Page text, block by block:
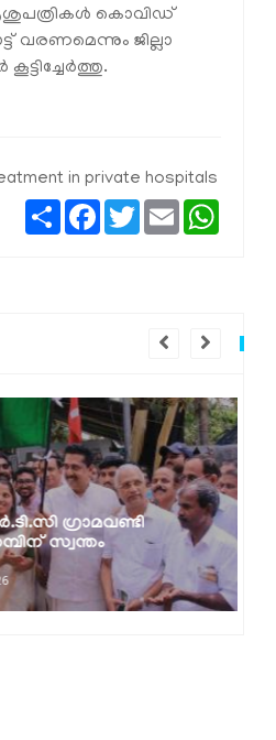
കൊവിഡ്
വരണമെന്നും ജില്ലാ
in private hospitals
ShareFacebook
TwitterEmail
ഗ്രാമവണ്ടി
സ്വന്തം